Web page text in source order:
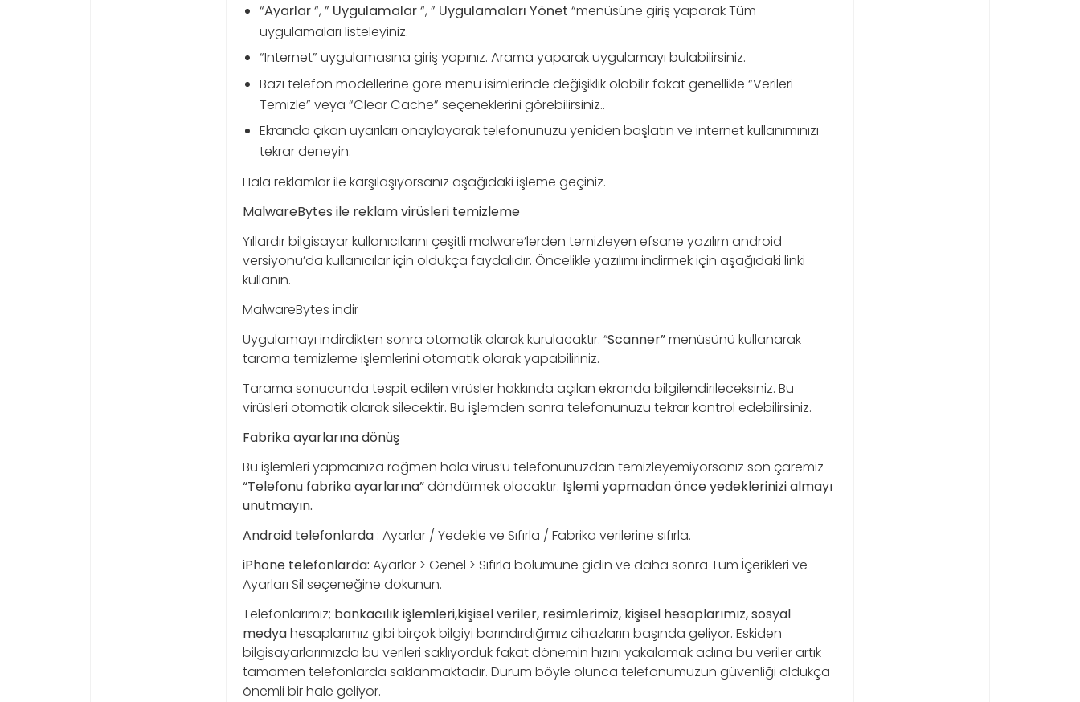
“Ayarlar“, ” Uygulamalar“, ” Uygulamaları Yönet “menüsüne giriş yaparak Tüm
uygulamaları listeleyiniz.
“İnternet” uygulamasına giriş yapınız. Arama yaparak uygulamayı bulabilirsiniz.
Bazı telefon modellerine göre menü isimlerinde değişiklik olabilir fakat genellikle “Verileri
Temizle” veya “Clear Cache” seçeneklerini görebilirsiniz..
Ekranda çıkan uyarıları onaylayarak telefonunuzu yeniden başlatın ve internet kullanımınızı
tekrar deneyin.
Hala reklamlar ile karşılaşıyorsanız aşağıdaki işleme geçiniz.
MalwareBytes ile reklam virüsleri temizleme
Yıllardır bilgisayar kullanıcılarını çeşitli malware’lerden temizleyen efsane yazılım android
versiyonu’da kullanıcılar için oldukça faydalıdır. Öncelikle yazılımı indirmek için aşağıdaki linki
kullanın.
MalwareBytes indir
Uygulamayı indirdikten sonra otomatik olarak kurulacaktır. “Scanner”menüsünü kullanarak
tarama temizleme işlemlerini otomatik olarak yapabiliriniz.
Tarama sonucunda tespit edilen virüsler hakkında açılan ekranda bilgilendirileceksiniz. Bu
virüsleri otomatik olarak silecektir. Bu işlemden sonra telefonunuzu tekrar kontrol edebilirsiniz.
Fabrika ayarlarına dönüş
Bu işlemleri yapmanıza rağmen hala virüs’ü telefonunuzdan temizleyemiyorsanız son çaremiz
“Telefonu fabrika ayarlarına”döndürmek olacaktır. İşlemi yapmadan önce yedeklerinizi almayı
unutmayın.
Android telefonlarda: Ayarlar / Yedekle ve Sıfırla / Fabrika verilerine sıfırla.
iPhone telefonlarda: Ayarlar > Genel > Sıfırla bölümüne gidin ve daha sonra Tüm İçerikleri ve
Ayarları Sil seçeneğine dokunun.
Telefonlarımız; bankacılık işlemleri,kişisel veriler, resimlerimiz, kişisel hesaplarımız, sosyal
medyahesaplarımız gibi birçok bilgiyi barındırdığımız cihazların başında geliyor. Eskiden
bilgisayarlarımızda bu verileri saklıyorduk fakat dönemin hızını yakalamak adına bu veriler artık
tamamen telefonlarda saklanmaktadır. Durum böyle olunca telefonumuzun güvenliği oldukça
önemli bir hale geliyor.